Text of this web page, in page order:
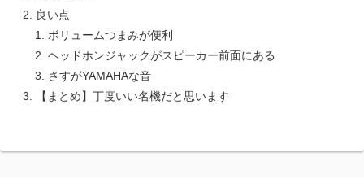
良い点
ボリュームつまみが便利
ヘッドホンジャックがスピーカー前面にある
さすがYAMAHAな音
【まとめ】丁度いい名機だと思います